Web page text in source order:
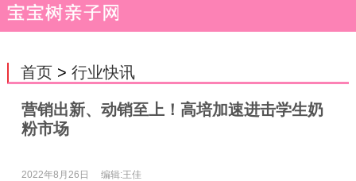
首页> 行业快讯
营销出新、动销至上！高培加速进击学生奶
粉市场
2022年8月26日 编辑:王佳